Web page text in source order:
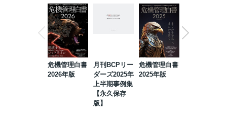
危機管理白書
2026年版
月刊BCPリー
ダーズ2025年
上半期事例集
【永久保存
版】
危機管理白書
2025年版